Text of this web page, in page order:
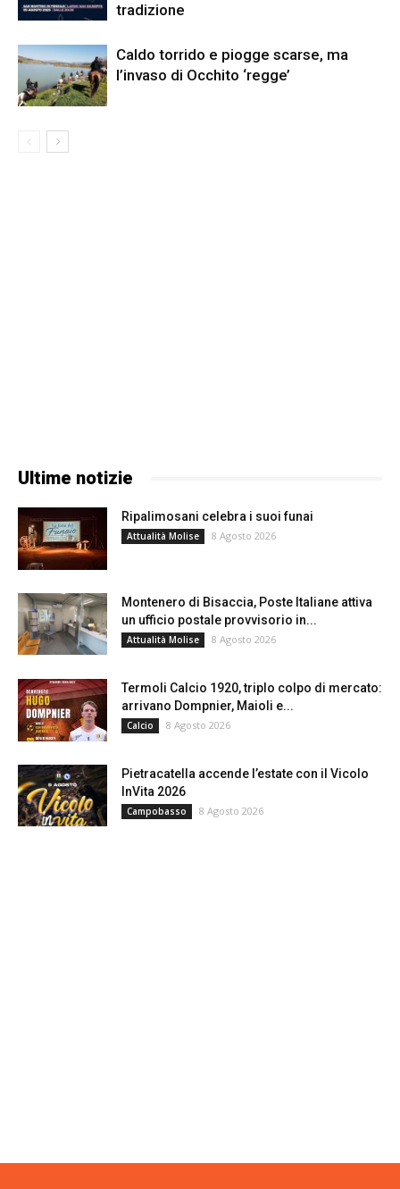
tradizione
Caldo torrido e piogge scarse, ma
l’invaso di Occhito ‘regge’
Ultime notizie
Ripalimosani celebra i suoi funai
Attualità Molise 8 Agosto 2026
Montenero di Bisaccia, Poste Italiane attiva
un ufficio postale provvisorio in...
Attualità Molise 8 Agosto 2026
Termoli Calcio 1920, triplo colpo di mercato:
arrivano Dompnier, Maioli e...
Calcio 8 Agosto 2026
Pietracatella accende l’estate con il Vicolo
InVita 2026
Campobasso 8 Agosto 2026